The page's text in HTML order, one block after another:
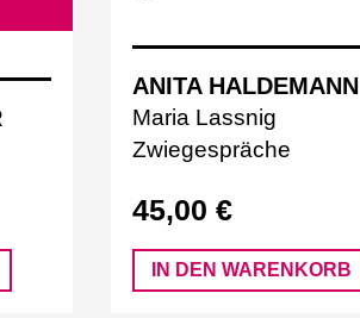
ANITA HALDEMANN
Maria Lassnig
Zwiegespräche
45,00 €
IN DEN WARENKORB